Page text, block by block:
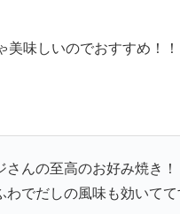
美味しいのでおすすめ！！
さんの至高のお好み焼き！
わでだしの風味も効いて